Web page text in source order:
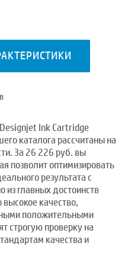
Ink Cartridge
каталога рассчитаны на
За 26 226 руб. вы
позволит оптимизировать
результата с
главных достоинств
качество,
положительными
строгую проверку на
качества и